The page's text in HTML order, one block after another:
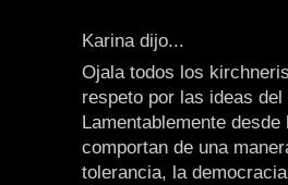
Karina dijo...
Ojala todos los
respeto por las ideas
Lamentablemente
comportan de una
tolerancia, la